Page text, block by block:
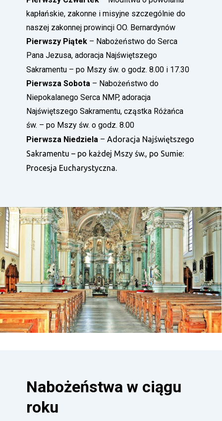
kapłańskie, zakonne i misyjne szczególnie do
naszej zakonnej prowincji OO. Bernardynów
Pierwszy Piątek– Nabożeństwo do Serca
Pana Jezusa, adoracja Najświętszego
Sakramentu – po Mszy św. o godz. 8.00 i 17.30
Pierwsza Sobota – Nabożeństwo do
Niepokalanego Serca NMP, adoracja
Najświętszego Sakramentu, cząstka Różańca
św. – po Mszy św. o godz. 8.00
Pierwsza Niedziela – Adoracja Najświętszego
Sakramentu –po każdej Mszy św., po Sumie:
Procesja Eucharystyczna.
Nabożeństwa w ciągu
roku